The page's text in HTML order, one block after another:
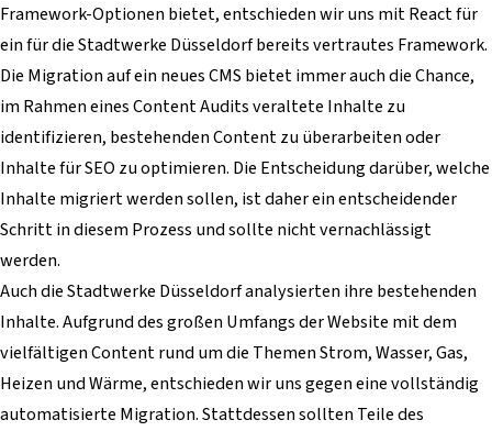
Framework-Optionen bietet, entschieden wir uns mit React für
ein für die Stadtwerke Düsseldorf bereits vertrautes Framework.
Die Migration auf ein neues CMS bietet immer auch die Chance,
im Rahmen eines Content Audits veraltete Inhalte zu
identifizieren, bestehenden Content zu überarbeiten oder
Inhalte für SEO zu optimieren. Die Entscheidung darüber, welche
Inhalte migriert werden sollen, ist daher ein entscheidender
Schritt in diesem Prozess und sollte nicht vernachlässigt
werden.
Auch die Stadtwerke Düsseldorf analysierten ihre bestehenden
Inhalte. Aufgrund des großen Umfangs der Website mit dem
vielfältigen Content rund um die Themen Strom, Wasser, Gas,
Heizen und Wärme, entschieden wir uns gegen eine vollständig
automatisierte Migration. Stattdessen sollten Teile des